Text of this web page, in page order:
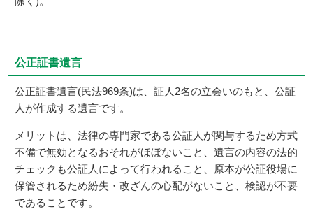
公正証書遺言
公正証書遺言(民法969条)は、証人2名の立会いのもと、公証
人が作成する遺言です。
メリットは、法律の専門家である公証人が関与するため方式
不備で無効となるおそれがほぼないこと、遺言の内容の法的
チェックも公証人によって行われること、原本が公証役場に
保管されるため紛失・改ざんの心配がないこと、検認が不要
であることです。